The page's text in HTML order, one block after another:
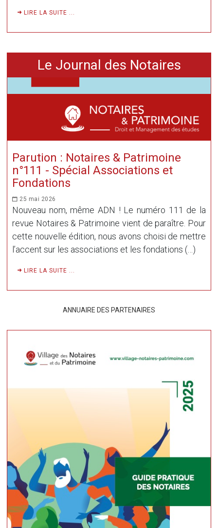
LIRE LA SUITE ...
Le Journal des Notaires
Parution : Notaires & Patrimoine
n°111 - Spécial Associations et
Fondations
25 mai 2026
Nouveau nom, même ADN ! Le numéro 111 de la
revue Notaires & Patrimoine vient de paraître. Pour
cette nouvelle édition, nous avons choisi de mettre
l’accent sur les associations et les fondations (…)
LIRE LA SUITE ...
ANNUAIRE DES PARTENAIRES